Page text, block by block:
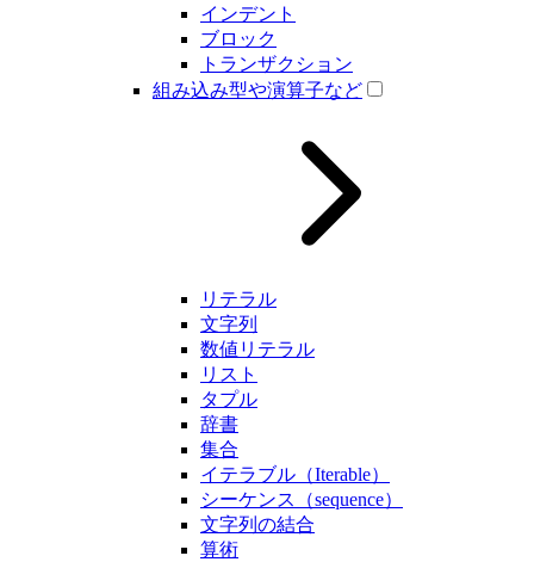
インデント
ブロック
トランザクション
組み込み型や演算子など
リテラル
文字列
数値リテラル
リスト
タプル
辞書
集合
イテラブル（Iterable）
シーケンス（sequence）
文字列の結合
算術